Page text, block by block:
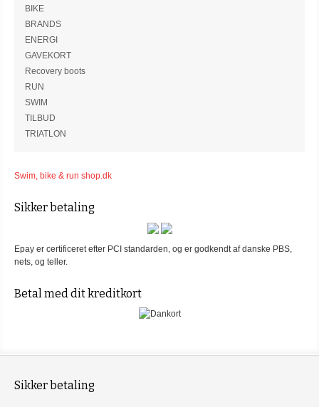
BIKE
BRANDS
ENERGI
GAVEKORT
Recovery boots
RUN
SWIM
TILBUD
TRIATLON
Swim, bike & run shop.dk
Sikker betaling
Epay er certificeret efter PCI standarden, og er godkendt af danske PBS,
nets, og teller.
Betal med dit kreditkort
Sikker betaling